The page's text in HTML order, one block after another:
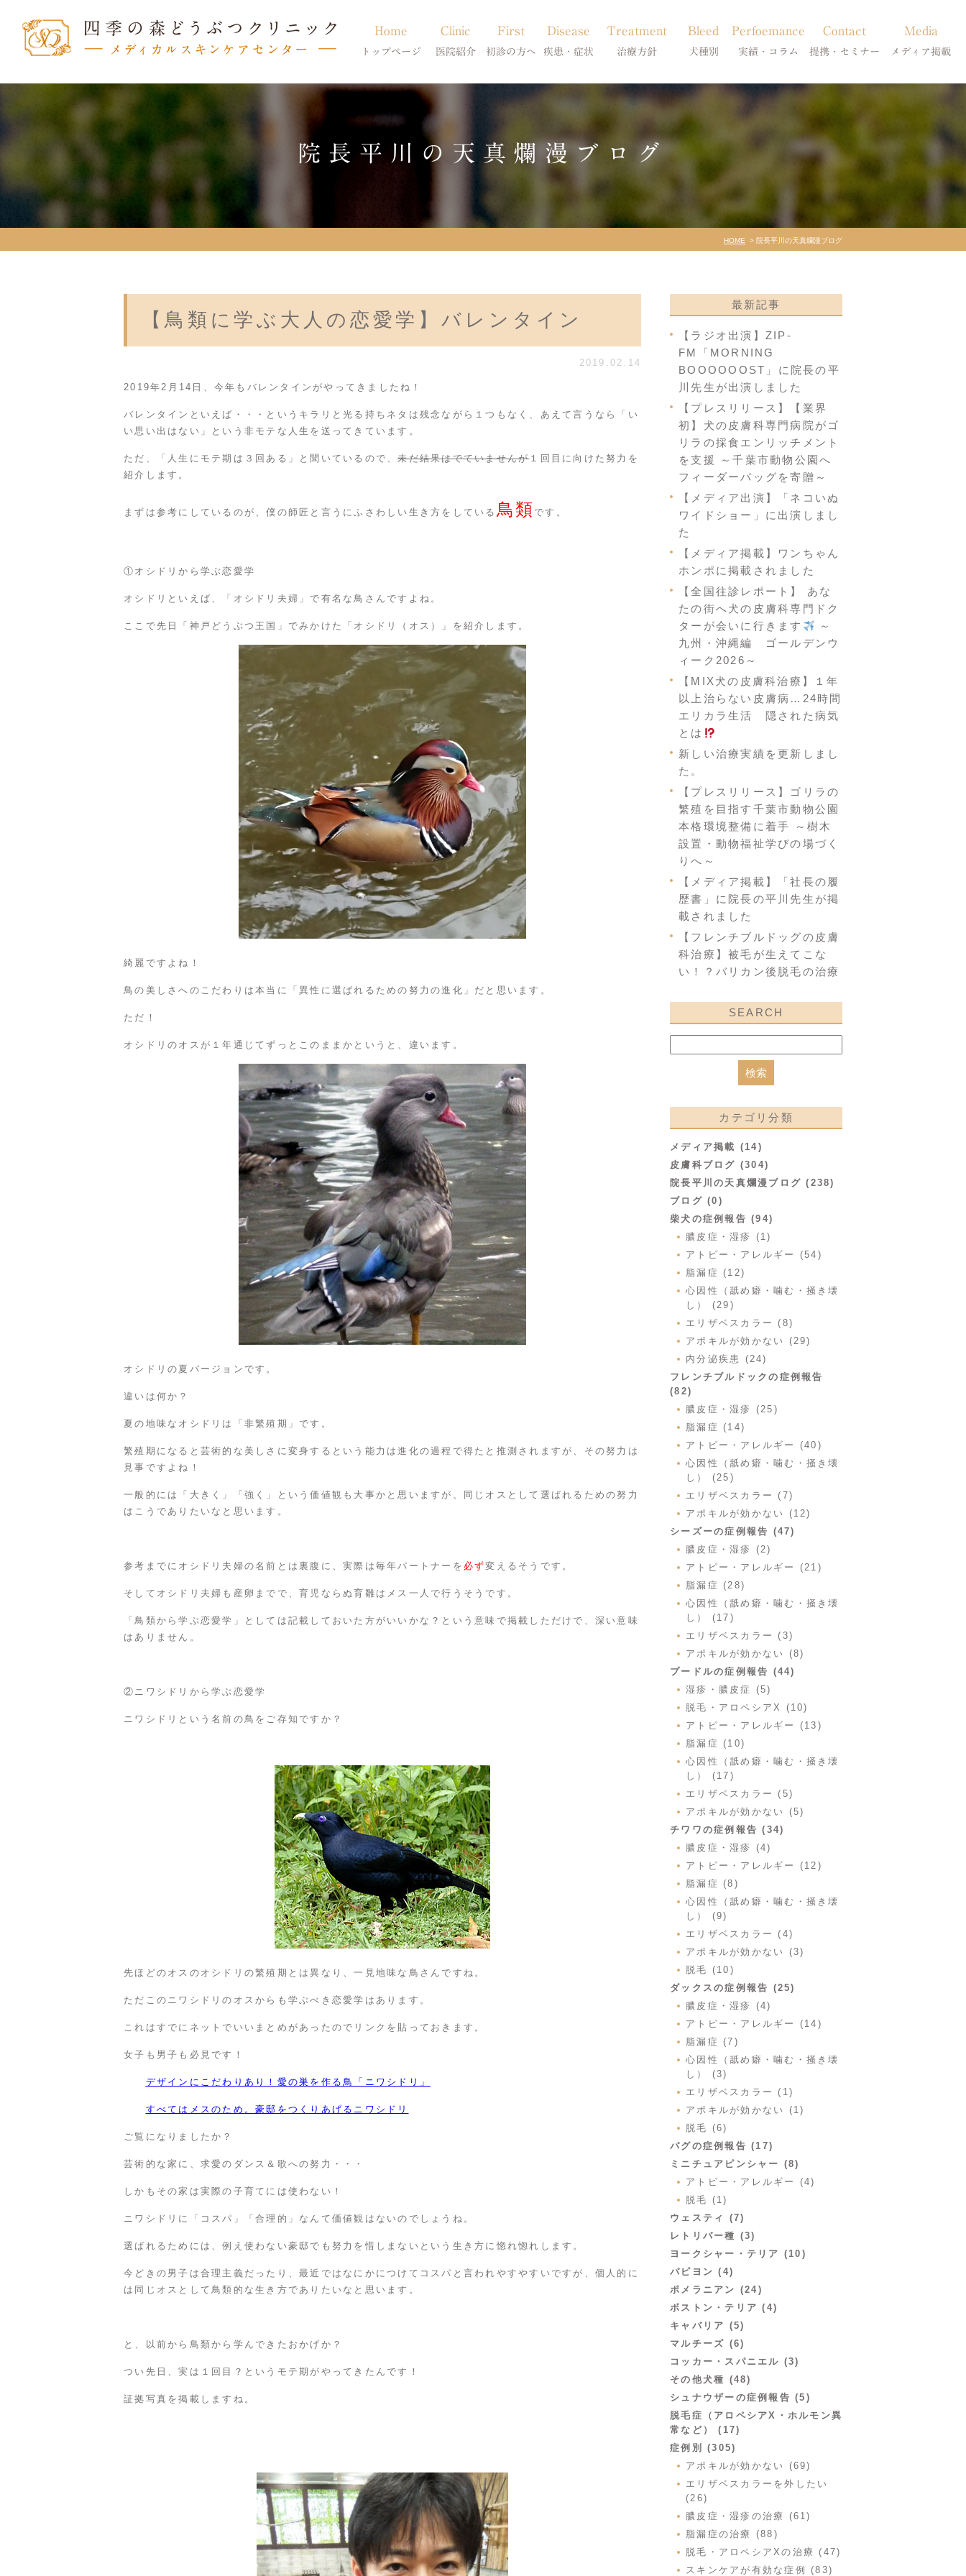
Home
トップページ
Clinic
医院紹介
当院のご紹介
獣医師紹介
First
初診の方へ
初診の方へ
Disease
疾患・症状
アトピー・アレルギー
膿皮症・脂漏症
脱毛症・アロペシアX
アポキルが効かない皮膚病
Treatment
治療方針
体質改善・食事療法
Bleed
犬種別
柴犬の皮膚病
シーズーの皮膚病
フレンチブルドッグの皮膚病
トイプードルの皮膚病
Perfoemance
実績・コラム
症状別
コラム「皮膚科のいろは」
Contact
提携・セミナー
診療提携・セミナー開催
Media
メディア掲載
院長平川の天真爛漫ブログ
HOME 院長平川の天真爛漫ブログ
【鳥類に学ぶ大人の恋愛学】バレンタイン
2019.02.14
2019年2月14日、今年もバレンタインがやってきましたね！
バレンタインといえば・・・というキラリと光る持ちネタは残念ながら１つもなく、あえて言うなら「い
い思い出はない」という非モテな人生を送ってきています。
ただ、「人生にモテ期は３回ある」と聞いているので、未だ結果はでていませんが１回目に向けた努力を
紹介します。
まずは参考にしているのが、僕の師匠と言うにふさわしい生き方をしている 鳥類 です。
①オシドリから学ぶ恋愛学
オシドリといえば、「オシドリ夫婦」で有名な鳥さんですよね。
ここで先日「神戸どうぶつ王国」でみかけた「オシドリ（オス）」を紹介します。
綺麗ですよね！
鳥の美しさへのこだわりは本当に「異性に選ばれるための努力の進化」だと思います。
ただ！
オシドリのオスが１年通じてずっとこのままかというと、違います。
オシドリの夏バージョンです。
違いは何か？
夏の地味なオシドリは「非繁殖期」です。
繁殖期になると芸術的な美しさに変身するという能力は進化の過程で得たと推測されますが、その努力は
見事ですよね！
一般的には「大きく」「強く」という価値観も大事かと思いますが、同じオスとして選ばれるための努力
はこうでありたいなと思います。
参考までにオシドリ夫婦の名前とは裏腹に、実際は毎年パートナーを 必ず変えるそうです。
そしてオシドリ夫婦も産卵までで、育児ならぬ育雛はメス一人で行うそうです。
「鳥類から学ぶ恋愛学」としては記載しておいた方がいいかな？という意味で掲載しただけで、深い意味
はありません。
②ニワシドリから学ぶ恋愛学
ニワシドリという名前の鳥をご存知ですか？
先ほどのオスのオシドリの繁殖期とは異なり、一見地味な鳥さんですね。
ただこのニワシドリのオスからも学ぶべき恋愛学はあります。
これはすでにネットでいいまとめがあったのでリンクを貼っておきます。
女子も男子も必見です！
デザインにこだわりあり！愛の巣を作る鳥「ニワシドリ」
すべてはメスのため。豪邸をつくりあげるニワシドリ
ご覧になりましたか？
芸術的な家に、求愛のダンス＆歌への努力・・・
しかもその家は実際の子育てには使わない！
ニワシドリに「コスパ」「合理的」なんて価値観はないのでしょうね。
選ばれるためには、例え使わない豪邸でも努力を惜しまないという生き方に惚れ惚れします。
今どきの男子は合理主義だったり、最近ではなにかにつけてコスパと言われやすやすいですが、個人的に
は同じオスとして鳥類的な生き方でありたいなと思います。
と、以前から鳥類から学んできたおかげか？
つい先日、実は１回目？というモテ期がやってきたんです！
証拠写真を掲載しますね。
最新記事
【ラジオ出演】ZIP-
FM「MORNING
BOOOOOOST」に院長の平
川先生が出演しました
【プレスリリース】【業界
初】犬の皮膚科専門病院がゴ
リラの採食エンリッチメント
を支援 ～千葉市動物公園へ
フィーダーバッグを寄贈～
【メディア出演】「ネコいぬ
ワイドショー」に出演しまし
た
【メディア掲載】ワンちゃん
ホンポに掲載されました
【全国往診レポート】 あな
たの街へ犬の皮膚科専門ドク
ターが会いに行きます
～
九州・沖縄編 ゴールデンウ
ィーク2026～
【MIX犬の皮膚科治療】１年
以上治らない皮膚病…24時間
エリカラ生活 隠された病気
とは
新しい治療実績を更新しまし
た。
【プレスリリース】ゴリラの
繁殖を目指す千葉市動物公園
本格環境整備に着手 ～樹木
設置・動物福祉学びの場づく
りへ～
【メディア掲載】「社長の履
歴書」に院長の平川先生が掲
載されました
【フレンチブルドッグの皮膚
科治療】被毛が生えてこな
い！？バリカン後脱毛の治療
SEARCH
カテゴリ分類
メディア掲載 (14)
皮膚科ブログ (304)
院長平川の天真爛漫ブログ (238)
ブログ (0)
柴犬の症例報告 (94)
膿皮症・湿疹 (1)
アトピー・アレルギー (54)
脂漏症 (12)
心因性（舐め癖・噛む・掻き壊
し） (29)
エリザベスカラー (8)
アポキルが効かない (29)
内分泌疾患 (24)
フレンチブルドックの症例報告
(82)
膿皮症・湿疹 (25)
脂漏症 (14)
アトピー・アレルギー (40)
心因性（舐め癖・噛む・掻き壊
し） (25)
エリザベスカラー (7)
アポキルが効かない (12)
シーズーの症例報告 (47)
膿皮症・湿疹 (2)
アトピー・アレルギー (21)
脂漏症 (28)
心因性（舐め癖・噛む・掻き壊
し） (17)
エリザベスカラー (3)
アポキルが効かない (8)
プードルの症例報告 (44)
湿疹・膿皮症 (5)
脱毛・アロペシアX (10)
アトピー・アレルギー (13)
脂漏症 (10)
心因性（舐め癖・噛む・掻き壊
し） (17)
エリザベスカラー (5)
アポキルが効かない (5)
チワワの症例報告 (34)
膿皮症・湿疹 (4)
アトピー・アレルギー (12)
脂漏症 (8)
心因性（舐め癖・噛む・掻き壊
し） (9)
エリザベスカラー (4)
アポキルが効かない (3)
脱毛 (10)
ダックスの症例報告 (25)
膿皮症・湿疹 (4)
アトピー・アレルギー (14)
脂漏症 (7)
心因性（舐め癖・噛む・掻き壊
し） (3)
エリザベスカラー (1)
アポキルが効かない (1)
脱毛 (6)
パグの症例報告 (17)
ミニチュアピンシャー (8)
アトピー・アレルギー (4)
脱毛 (1)
ウェスティ (7)
レトリバー種 (3)
ヨークシャー・テリア (10)
パピヨン (4)
ポメラニアン (24)
ボストン・テリア (4)
キャバリア (5)
マルチーズ (6)
コッカー・スパニエル (3)
その他犬種 (48)
シュナウザーの症例報告 (5)
脱毛症（アロペシアX・ホルモン異
常など） (17)
症例別 (305)
アポキルが効かない (69)
エリザベスカラーを外したい
(26)
膿皮症・湿疹の治療 (61)
脂漏症の治療 (88)
脱毛・アロペシアXの治療 (47)
スキンケアが有効な症例 (83)